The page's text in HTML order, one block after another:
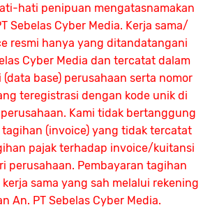
hati penipuan mengatasnamakan
Sebelas Cyber Media. Kerja sama/
resmi hanya yang ditandatangani
Cyber Media dan tercatat dalam
base) perusahaan serta nomor
teregistrasi dengan kode unik di
Kami tidak bertanggung
(invoice) yang tidak tercatat
pajak terhadap invoice/kuitansi
perusahaan. Pembayaran tagihan
sama yang sah melalui rekening
An. PT Sebelas Cyber Media.